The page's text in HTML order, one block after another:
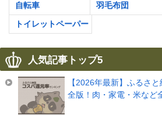
自転車
羽毛布団
トイレットペーパー
人気記事トップ5
【2026年最新】ふるさ
全版！肉・家電・米など